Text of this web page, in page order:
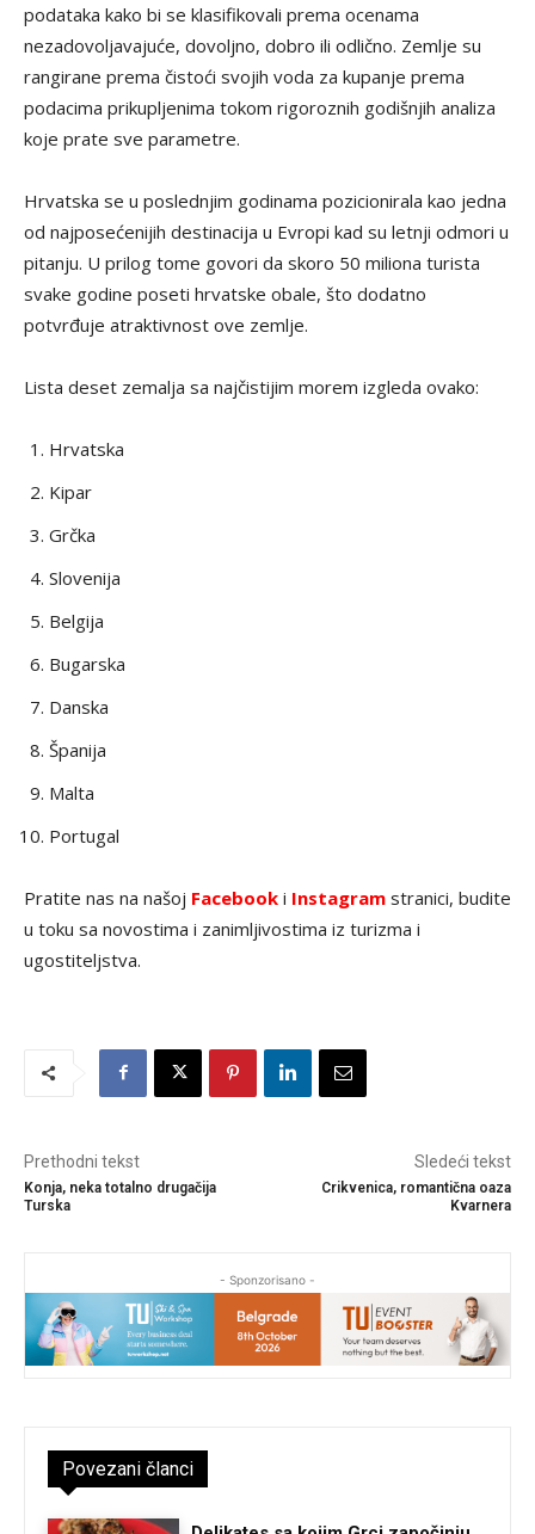
podataka kako bi se klasifikovali prema ocenama
nezadovoljavajuće, dovoljno, dobro ili odlično. Zemlje su
rangirane prema čistoći svojih voda za kupanje prema
podacima prikupljenima tokom rigoroznih godišnjih analiza
koje prate sve parametre.
Hrvatska se u poslednjim godinama pozicionirala kao jedna
od najposećenijih destinacija u Evropi kad su letnji odmori u
pitanju. U prilog tome govori da skoro 50 miliona turista
svake godine poseti hrvatske obale, što dodatno
potvrđuje atraktivnost ove zemlje.
Lista deset zemalja sa najčistijim morem izgleda ovako:
Hrvatska
Kipar
Grčka
Slovenija
Belgija
Bugarska
Danska
Španija
Malta
Portugal
Pratite nas na našoj Facebook i Instagram stranici, budite
u toku sa novostima i zanimljivostima iz turizma i
ugostiteljstva.
Prethodni tekst
Konja, neka totalno drugačija
Turska
Sledeći tekst
Crikvenica, romantična oaza
Kvarnera
- Sponzorisano -
Povezani članci